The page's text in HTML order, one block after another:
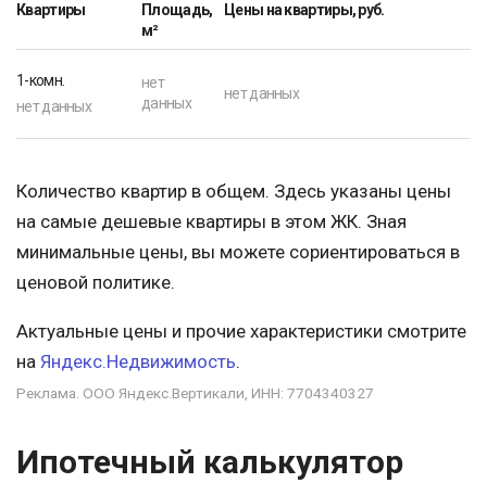
Квартиры
Площадь,
м²
Цены на квартиры, руб.
1-комн.
нет данных
нет
данных
нет данных
Количество квартир в общем. Здесь указаны цены
на самые дешевые квартиры в этом ЖК. Зная
минимальные цены, вы можете сориентироваться в
ценовой политике.
Актуальные цены и прочие характеристики смотрите
на Яндекс.Недвижимость.
Реклама. ООО Яндекс.Вертикали, ИНН: 7704340327
Ипотечный калькулятор